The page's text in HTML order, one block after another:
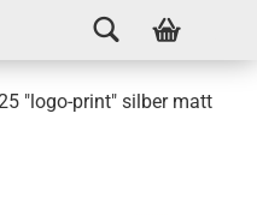
"logo-print" silber matt